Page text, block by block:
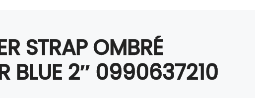
STRAP OMBRÉ
BLUE 2″ 0990637210